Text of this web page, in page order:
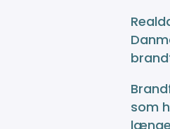
som